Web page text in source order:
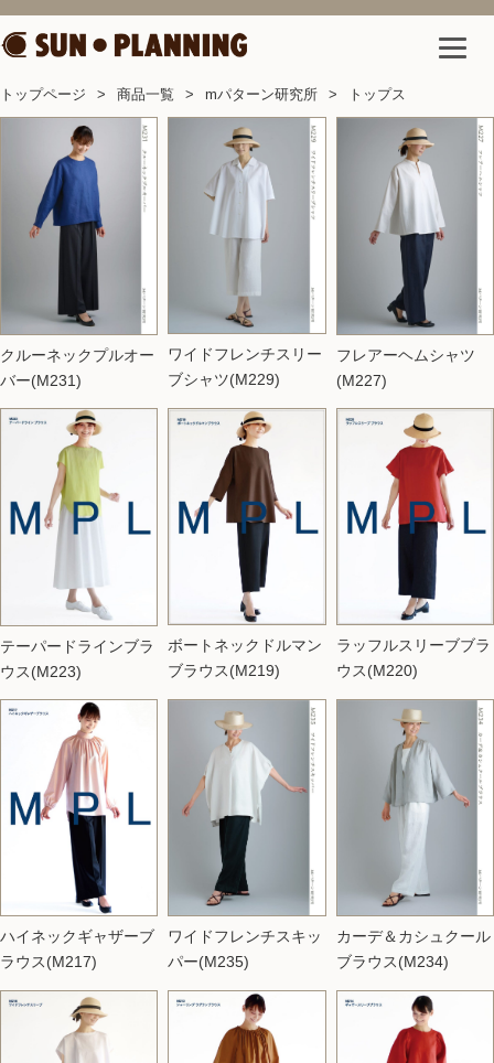
トップページ 商品一覧 mパターン研究所 トップス
クルーネックプルオー
バー(M231)
ワイドフレンチスリー
ブシャツ(M229)
フレアーヘムシャツ
(M227)
テーパードラインブラ
ウス(M223)
ボートネックドルマン
ブラウス(M219)
ラッフルスリーブブラ
ウス(M220)
ハイネックギャザーブ
ラウス(M217)
ワイドフレンチスキッ
パー(M235)
カーデ＆カシュクール
ブラウス(M234)